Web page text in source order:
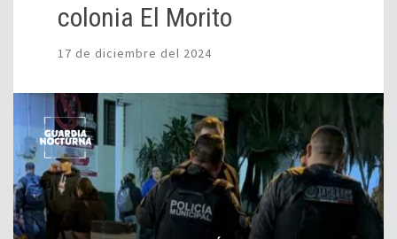
colonia El Morito
17 de diciembre del 2024